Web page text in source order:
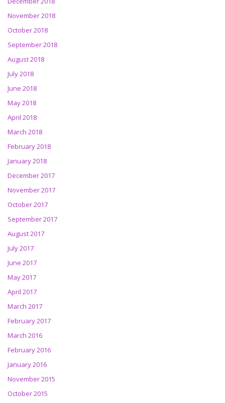
November 2018
October 2018
September 2018
August 2018
July 2018
June 2018
May 2018
April 2018
March 2018
February 2018
January 2018
December 2017
November 2017
October 2017
September 2017
August 2017
July 2017
June 2017
May 2017
April 2017
March 2017
February 2017
March 2016
February 2016
January 2016
November 2015
October 2015